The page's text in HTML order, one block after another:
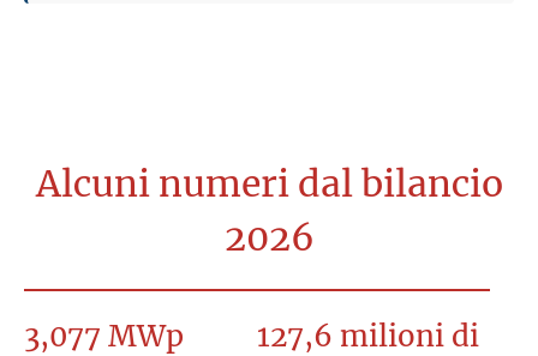
Alcuni numeri dal bilancio
2026
3,077 MWp
127,6 milioni di